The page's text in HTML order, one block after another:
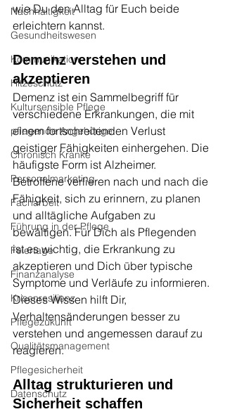
Nachhaltigkeit
Gesundheitswesen
Kommunikation
Hitzeschutz
Kultursensible Pflege
pflegende Angehörige
Chronisch Kranke
Personalmarketing
Facharbeit
Führung in der Pflege
Feiertage
Finanzanalyse
Krisenresilienz
Pflegezukunft
Qualitätsmanagement
Pflegesicherheit
Datenschutz
wie Du den Alltag für Euch beide
erleichtern kannst.
Demenz verstehen und
akzeptieren
Demenz ist ein Sammelbegriff für
verschiedene Erkrankungen, die mit
einem fortschreitenden Verlust
geistiger Fähigkeiten einhergehen. Die
häufigste Form ist Alzheimer.
Betroffene verlieren nach und nach die
Fähigkeit, sich zu erinnern, zu planen
und alltägliche Aufgaben zu
bewältigen. Für Dich als Pflegenden
ist es wichtig, die Erkrankung zu
akzeptieren und Dich über typische
Symptome und Verläufe zu informieren.
Dieses Wissen hilft Dir,
Verhaltensänderungen besser zu
verstehen und angemessen darauf zu
reagieren.
Alltag strukturieren und
Sicherheit schaffen